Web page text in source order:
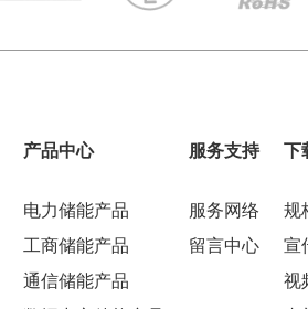
产品中心
电力储能产品
工商储能产品
通信储能产品
服务支持
服务网络
留言中心
下
规
宣
视